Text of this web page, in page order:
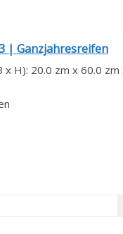
| Ganzjahresreifen
x H): 20.0 zm x 60.0